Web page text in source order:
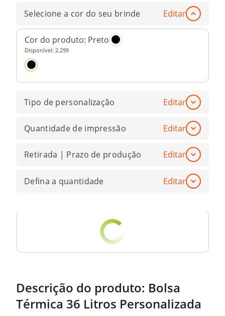
Selecione a cor do seu brinde Editar
Cor do produto: Preto
Disponível: 2.299
Tipo de personalização Editar
Quantidade de impressão Editar
Retirada | Prazo de produção Editar
Defina a quantidade Editar
Descrição do produto: Bolsa
Térmica 36 Litros Personalizada